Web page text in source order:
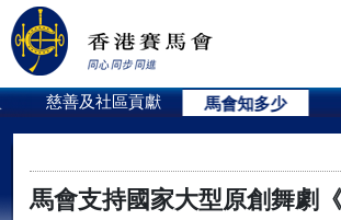
慈善及社區貢獻 馬會知多少
馬會支持國家大型原創舞劇